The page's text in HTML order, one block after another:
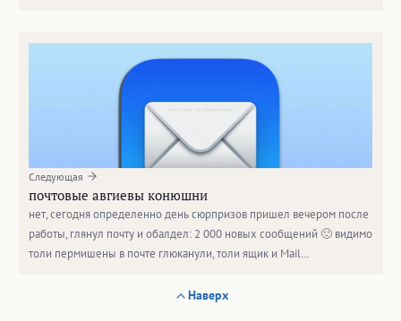
Следующая
почтовые авгиевы конюшни
нет, сегодня определенно день сюрпризов пришел вечером после
работы, глянул почту и обалдел: 2 000 новых сообщений 🙁 видимо
толи пермишены в почте глюканули, толи ящик и Mail…
Наверх